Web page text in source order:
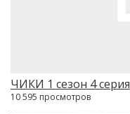
ЧИКИ 1 сезон 4 серия
10 595 просмотров